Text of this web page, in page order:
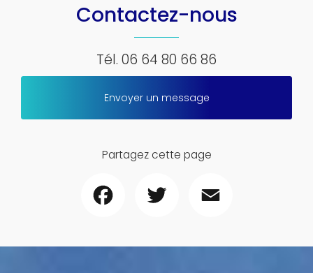
Contactez-nous
Tél. 06 64 80 66 86
Envoyer un message
Partagez cette page